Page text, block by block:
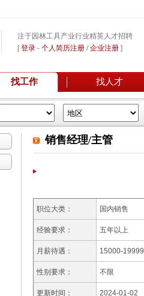
注于园林工具产业行业精英人才招聘
[登录 - 个人简历注册 /企业注册 ]
找工作 找人才
销售经理/主管
职位大类： 国内销售
经验要求： 五年以上
月薪待遇： 15000-19999
性别要求： 不限
更新时间： 2024-01-02